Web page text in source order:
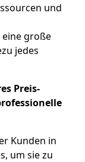
und
große
jedes
Preis-
Kunden in
um sie zu